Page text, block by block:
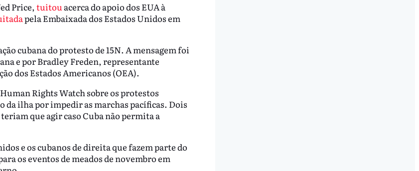
Price, tuitouacerca do apoio dos EUA à
pela Embaixada dos Estados Unidos em
cubana do protesto de 15N. A mensagem foi
e por Bradley Freden, representante
dos Estados Americanos (OEA).
Rights Watch sobre os protestos
ilha por impedir as marchas pacíficas. Dois
que agir caso Cuba não permita a
e os cubanos de direita que fazem parte do
os eventos de meados de novembro em